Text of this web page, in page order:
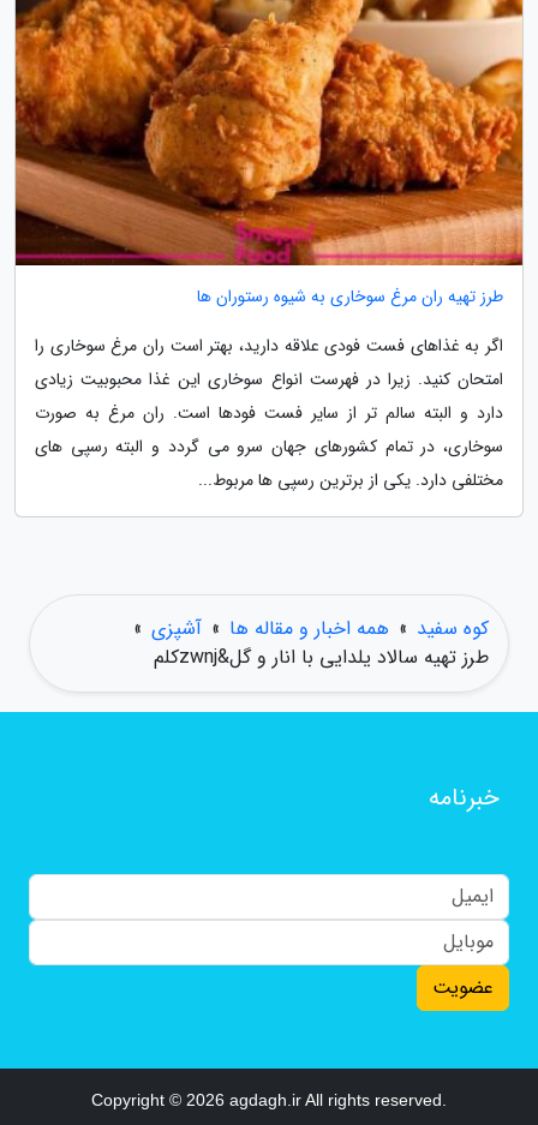
طرز تهیه ران مرغ سوخاری به شیوه رستوران ها
اگر به غذاهای فست فودی علاقه دارید، بهتر است ران مرغ سوخاری را
امتحان کنید. زیرا در فهرست انواع سوخاری این غذا محبوبیت زیادی
دارد و البته سالم تر از سایر فست فودها است. ران مرغ به صورت
سوخاری، در تمام کشورهای جهان سرو می گردد و البته رسپی های
مختلفی دارد. یکی از برترین رسپی ها مربوط...
کوه سفید » همه اخبار و مقاله ها » آشپزی »
طرز تهیه سالاد یلدایی با انار و گل&zwnjکلم
خبرنامه
عضویت
Copyright © 2026 agdagh.ir All rights reserved.